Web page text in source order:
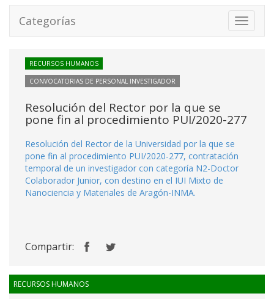
Toggle
Categorías
RECURSOS HUMANOS
CONVOCATORIAS DE PERSONAL INVESTIGADOR
Resolución del Rector por la que se
pone fin al procedimiento PUI/2020-277
Resolución del Rector de la Universidad por la que se
pone fin al procedimiento PUI/2020-277, contratación
temporal de un investigador con categoría N2-Doctor
Colaborador Junior, con destino en el IUI Mixto de
Nanociencia y Materiales de Aragón-INMA.
Compartir:
RECURSOS HUMANOS